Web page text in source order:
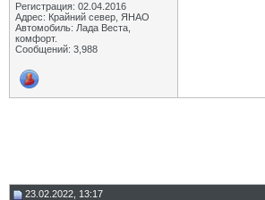
Регистрация: 02.04.2016
Адрес: Крайний север, ЯНАО
Автомобиль: Лада Веста,
комфорт.
Сообщений: 3,988
23.02.2022, 13:17